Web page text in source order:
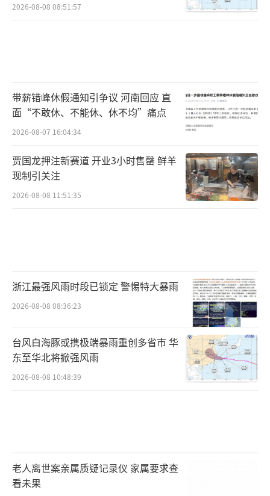
2026-08-08 08:51:57
带薪错峰休假通知引争议 河南回应 直
面“不敢休、不能休、休不均”痛点
2026-08-07 16:04:34
贾国龙押注新赛道 开业3小时售罄 鲜羊
现制引关注
2026-08-08 11:51:35
浙江最强风雨时段已锁定 警惕特大暴雨
2026-08-08 08:36:23
台风白海豚或携极端暴雨重创多省市 华
东至华北将掀强风雨
2026-08-08 10:48:39
老人离世案亲属质疑记录仪 家属要求查
看未果